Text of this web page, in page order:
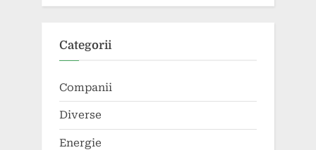
Categorii
Companii
Diverse
Energie